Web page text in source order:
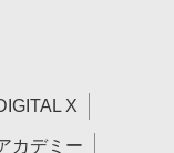
X
カデミー